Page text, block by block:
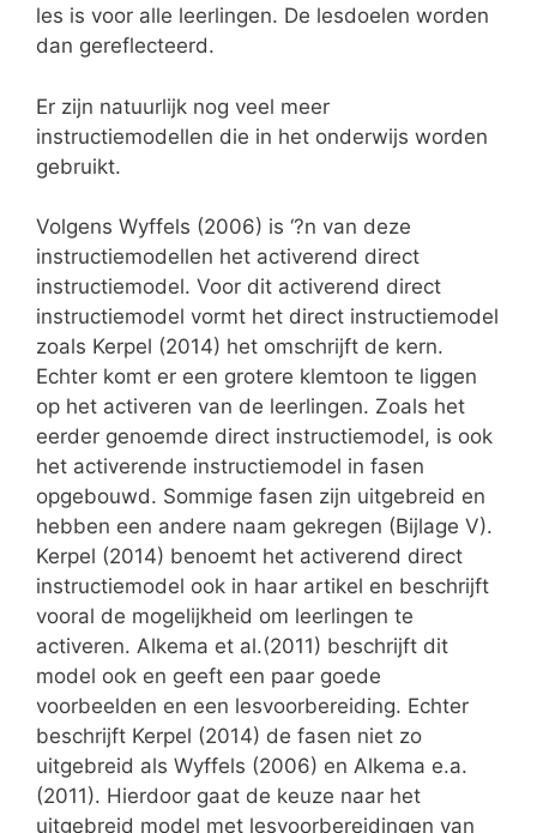
les is voor alle leerlingen. De lesdoelen worden
dan gereflecteerd.
Er zijn natuurlijk nog veel meer
instructiemodellen die in het onderwijs worden
gebruikt.
Volgens Wyffels (2006) is ‘?n van deze
instructiemodellen het activerend direct
instructiemodel. Voor dit activerend direct
instructiemodel vormt het direct instructiemodel
zoals Kerpel (2014) het omschrijft de kern.
Echter komt er een grotere klemtoon te liggen
op het activeren van de leerlingen. Zoals het
eerder genoemde direct instructiemodel, is ook
het activerende instructiemodel in fasen
opgebouwd. Sommige fasen zijn uitgebreid en
hebben een andere naam gekregen (Bijlage V).
Kerpel (2014) benoemt het activerend direct
instructiemodel ook in haar artikel en beschrijft
vooral de mogelijkheid om leerlingen te
activeren. Alkema et al.(2011) beschrijft dit
model ook en geeft een paar goede
voorbeelden en een lesvoorbereiding. Echter
beschrijft Kerpel (2014) de fasen niet zo
uitgebreid als Wyffels (2006) en Alkema e.a.
(2011). Hierdoor gaat de keuze naar het
uitgebreid model met lesvoorbereidingen van